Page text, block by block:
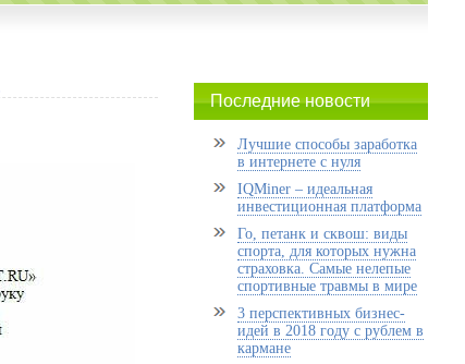
Последние новости
Лучшие способы заработка
в интернете с нуля
IQMiner – идеальная
инвестиционная платформа
Го, петанк и сквош: виды
спорта, для которых нужна
страховка. Самые нелепые
спортивные травмы в мире
3 перспективных бизнес-
идей в 2018 году с рублем в
кармане